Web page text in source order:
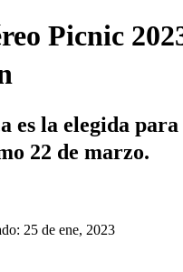
Picnic
es la elegida
22 de marzo.
25 de ene, 2023